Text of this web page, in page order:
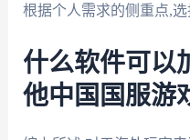
根据个人需求的侧重点,选
什么软件可以
他中国国服游